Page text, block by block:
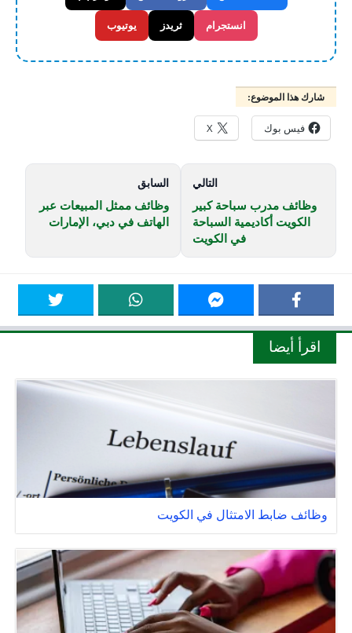
انستجرام ثريدز يوتيوب
شارك هذا الموضوع:
فيس بوك X
التالي
وظائف مدرب سباحة كبير
الكويت أكاديمية السباحة
في الكويت
السابق
وظائف ممثل المبيعات عبر
الهاتف في دبي، الإمارات
اقرأ أيضا
وظائف ضابط الامتثال في الكويت